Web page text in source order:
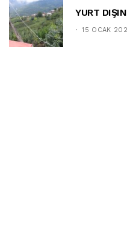
YURT
15 OCAK